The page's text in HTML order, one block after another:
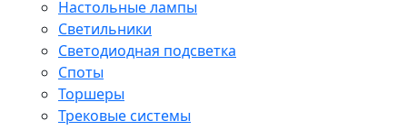
Настольные лампы
Светильники
Светодиодная подсветка
Споты
Торшеры
Трековые системы